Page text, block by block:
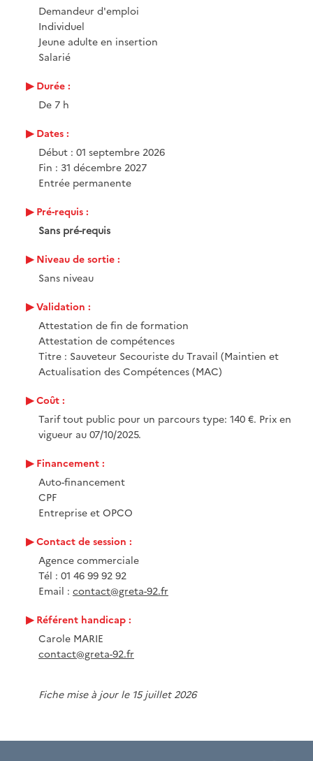
Demandeur d'emploi
Individuel
Jeune adulte en insertion
Salarié
Durée :
De 7 h
Dates :
Début : 01 septembre 2026
Fin : 31 décembre 2027
Entrée permanente
Pré-requis :
Sans pré-requis
Niveau de sortie :
Sans niveau
Validation :
Attestation de fin de formation
Attestation de compétences
Titre : Sauveteur Secouriste du Travail (Maintien et
Actualisation des Compétences (MAC)
Coût :
Tarif tout public pour un parcours type: 140 €. Prix en
vigueur au 07/10/2025.
Financement :
Auto-financement
CPF
Entreprise et OPCO
Contact de session :
Agence commerciale
Tél : 01 46 99 92 92
Email : contact@greta-92.fr
Référent handicap :
Carole MARIE
contact@greta-92.fr
Fiche mise à jour le 15 juillet 2026